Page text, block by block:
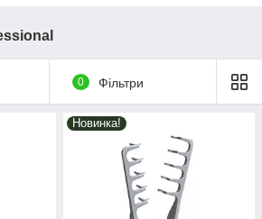
0 Фільтри
Новинка!